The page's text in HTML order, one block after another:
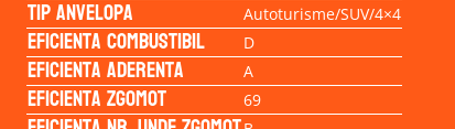
Tip anvelopa Autoturisme/SUV/4×4
Eficienta Combustibil D
Eficienta Aderenta A
Eficienta Zgomot 69